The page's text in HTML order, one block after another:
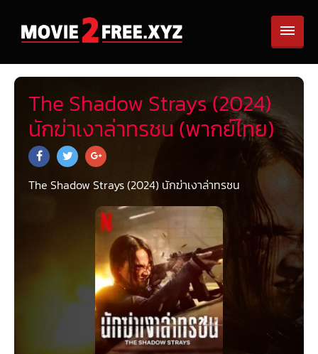
The Shadow Strays (2024)
นักฆ่าเงาล่าทรชน (พากย์ไทย)
The Shadow Strays (2024) นักฆ่าเงาล่าทรชน